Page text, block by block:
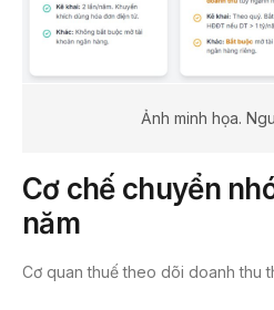
Ảnh minh họa.
Cơ chế chuyển
năm
Cơ quan thuế theo dõi doanh thu